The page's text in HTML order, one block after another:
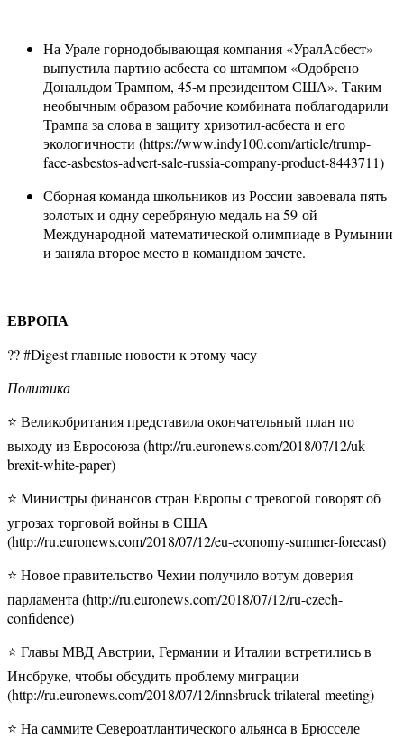
На Урале горнодобывающая компания «УралАсбест»
выпустила партию асбеста со штампом «Одобрено
Дональдом Трампом, 45-м президентом США». Таким
необычным образом рабочие комбината поблагодарили
Трампа за слова в защиту хризотил-асбеста и его
экологичности (https://www.indy100.com/article/trump-
face-asbestos-advert-sale-russia-company-product-8443711)
Сборная команда школьников из России завоевала пять
золотых и одну серебряную медаль на 59-ой
Международной математической олимпиаде в Румынии
и заняла второе место в командном зачете.
ЕВРОПА
?? #Digest главные новости к этому часу
Политика
⭐ Великобритания представила окончательный план по
выходу из Евросоюза (http://ru.euronews.com/2018/07/12/uk-
brexit-white-paper)
⭐ Министры финансов стран Европы с тревогой говорят об
угрозах торговой войны в США
(http://ru.euronews.com/2018/07/12/eu-economy-summer-forecast)
⭐ Новое правительство Чехии получило вотум доверия
парламента (http://ru.euronews.com/2018/07/12/ru-czech-
confidence)
⭐ Главы МВД Австрии, Германии и Италии встретились в
Инсбруке, чтобы обсудить проблему миграции
(http://ru.euronews.com/2018/07/12/innsbruck-trilateral-meeting)
⭐ На саммите Североатлантического альянса в Брюсселе